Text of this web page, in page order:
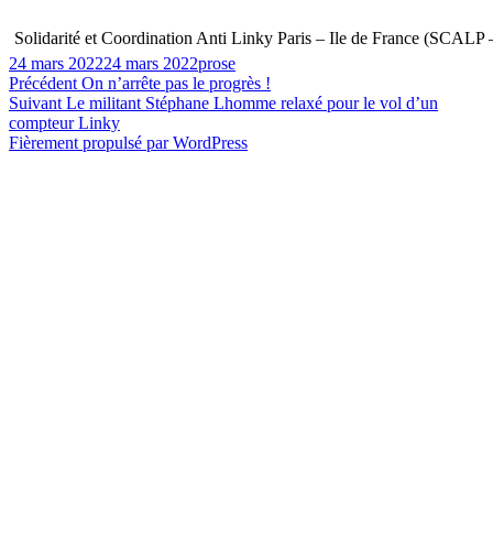
Solidarité et Coordination Anti Linky Paris – Ile de France (SCALP
Publié
le
24 mars 202224 mars 2022Auteur
prose
Navigation
de
l’article
Précédent Article
précédent :
On n’arrête pas le progrès !
Suivant Article
suivant :
Le militant Stéphane Lhomme relaxé pour le vol d’un
compteur Linky
Fièrement propulsé par WordPress